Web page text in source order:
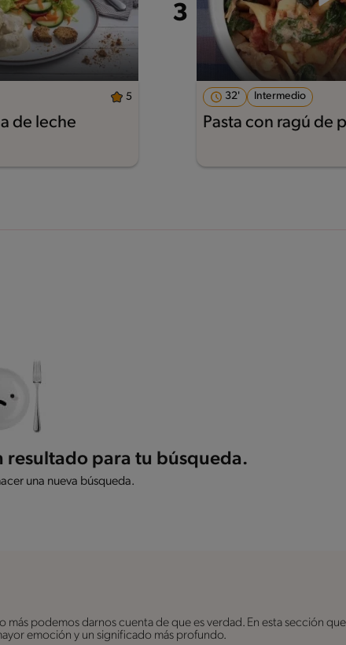
5
de leche
32' Intermedio
Pasta con ragú de
para tu búsqueda.
una nueva búsqueda.
más podemos darnos cuenta de que es verdad. En esta sección
emoción y un significado más profundo.